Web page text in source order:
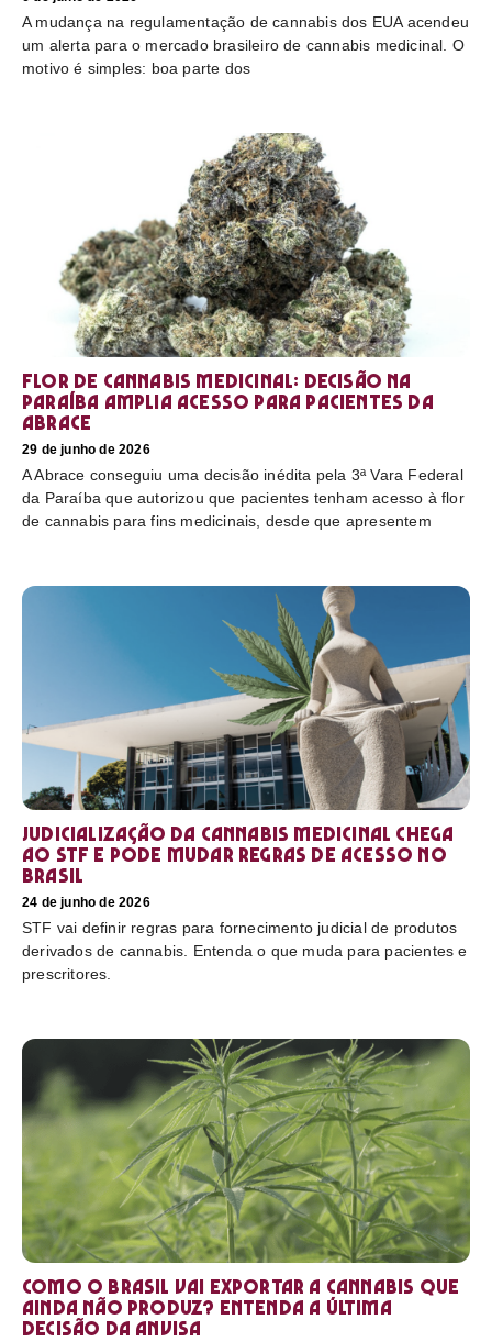
A mudança na regulamentação de cannabis dos EUA acendeu
um alerta para o mercado brasileiro de cannabis medicinal. O
motivo é simples: boa parte dos
Flor de cannabis medicinal: decisão na
Paraíba amplia acesso para pacientes da
Abrace
29 de junho de 2026
A Abrace conseguiu uma decisão inédita pela 3ª Vara Federal
da Paraíba que autorizou que pacientes tenham acesso à flor
de cannabis para fins medicinais, desde que apresentem
Judicialização da cannabis medicinal chega
ao STF e pode mudar regras de acesso no
Brasil
24 de junho de 2026
STF vai definir regras para fornecimento judicial de produtos
derivados de cannabis. Entenda o que muda para pacientes e
prescritores.
Como o Brasil vai exportar a cannabis que
ainda não produz? Entenda a última
decisão da Anvisa